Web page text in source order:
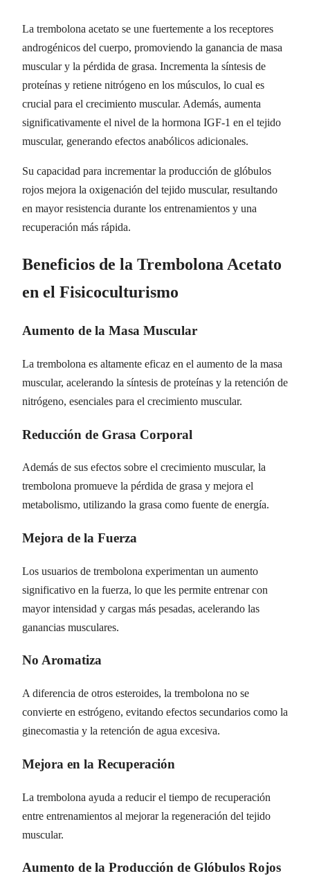
La trembolona acetato se une fuertemente a los receptores
androgénicos del cuerpo, promoviendo la ganancia de masa
muscular y la pérdida de grasa. Incrementa la síntesis de
proteínas y retiene nitrógeno en los músculos, lo cual es
crucial para el crecimiento muscular. Además, aumenta
significativamente el nivel de la hormona IGF-1 en el tejido
muscular, generando efectos anabólicos adicionales.
Su capacidad para incrementar la producción de glóbulos
rojos mejora la oxigenación del tejido muscular, resultando
en mayor resistencia durante los entrenamientos y una
recuperación más rápida.
Beneficios de la Trembolona Acetato
en el Fisicoculturismo
Aumento de la Masa Muscular
La trembolona es altamente eficaz en el aumento de la masa
muscular, acelerando la síntesis de proteínas y la retención de
nitrógeno, esenciales para el crecimiento muscular.
Reducción de Grasa Corporal
Además de sus efectos sobre el crecimiento muscular, la
trembolona promueve la pérdida de grasa y mejora el
metabolismo, utilizando la grasa como fuente de energía.
Mejora de la Fuerza
Los usuarios de trembolona experimentan un aumento
significativo en la fuerza, lo que les permite entrenar con
mayor intensidad y cargas más pesadas, acelerando las
ganancias musculares.
No Aromatiza
A diferencia de otros esteroides, la trembolona no se
convierte en estrógeno, evitando efectos secundarios como la
ginecomastia y la retención de agua excesiva.
Mejora en la Recuperación
La trembolona ayuda a reducir el tiempo de recuperación
entre entrenamientos al mejorar la regeneración del tejido
muscular.
Aumento de la Producción de Glóbulos Rojos